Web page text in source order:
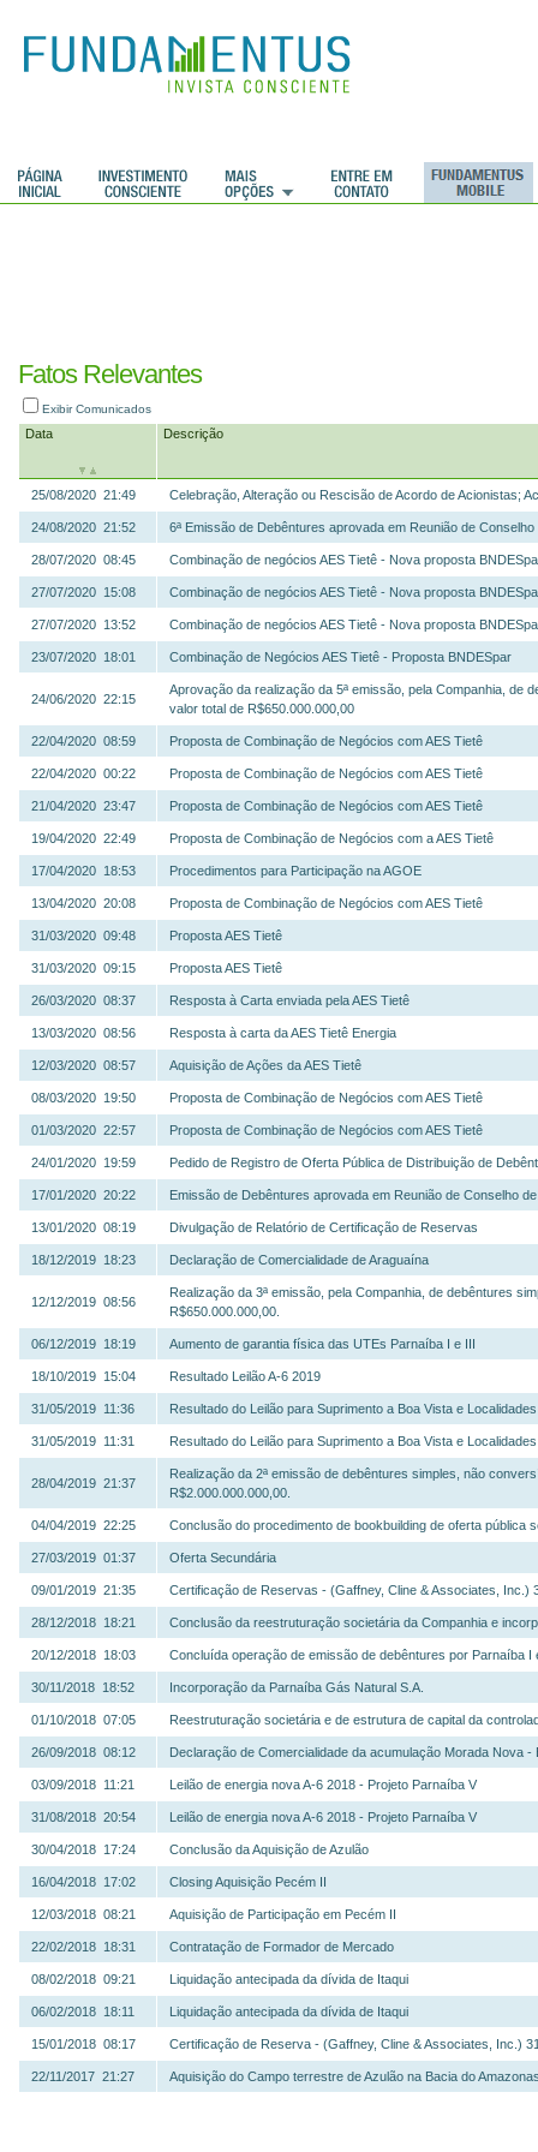
Fatos Relevantes
Exibir Comunicados
Data Descrição
25/08/2020 21:49 Celebração, Alteração ou Rescisão de Acordo de Acionistas;
24/08/2020 21:52 6ª Emissão de Debêntures aprovada em Reunião de
28/07/2020 08:45 Combinação de negócios AES Tietê - Nova proposta
27/07/2020 15:08 Combinação de negócios AES Tietê - Nova proposta
27/07/2020 13:52 Combinação de negócios AES Tietê - Nova proposta
23/07/2020 18:01 Combinação de Negócios AES Tietê - Proposta BNDESpar
24/06/2020 22:15
Aprovação da realização da 5ª emissão, pela Companhia, de
valor total de R$650.000.000,00
22/04/2020 08:59 Proposta de Combinação de Negócios com AES Tietê
22/04/2020 00:22 Proposta de Combinação de Negócios com AES Tietê
21/04/2020 23:47 Proposta de Combinação de Negócios com AES Tietê
19/04/2020 22:49 Proposta de Combinação de Negócios com a AES Tietê
17/04/2020 18:53 Procedimentos para Participação na AGOE
13/04/2020 20:08 Proposta de Combinação de Negócios com AES Tietê
31/03/2020 09:48 Proposta AES Tietê
31/03/2020 09:15 Proposta AES Tietê
26/03/2020 08:37 Resposta à Carta enviada pela AES Tietê
13/03/2020 08:56 Resposta à carta da AES Tietê Energia
12/03/2020 08:57 Aquisição de Ações da AES Tietê
08/03/2020 19:50 Proposta de Combinação de Negócios com AES Tietê
01/03/2020 22:57 Proposta de Combinação de Negócios com AES Tietê
24/01/2020 19:59 Pedido de Registro de Oferta Pública de Distribuição de
17/01/2020 20:22 Emissão de Debêntures aprovada em Reunião de Conselho
13/01/2020 08:19 Divulgação de Relatório de Certificação de Reservas
18/12/2019 18:23 Declaração de Comercialidade de Araguaína
12/12/2019 08:56
Realização da 3ª emissão, pela Companhia, de debêntures
R$650.000.000,00.
06/12/2019 18:19 Aumento de garantia física das UTEs Parnaíba I e III
18/10/2019 15:04 Resultado Leilão A-6 2019
31/05/2019 11:36 Resultado do Leilão para Suprimento a Boa Vista e
31/05/2019 11:31 Resultado do Leilão para Suprimento a Boa Vista e
28/04/2019 21:37
Realização da 2ª emissão de debêntures simples, não
R$2.000.000.000,00.
04/04/2019 22:25 Conclusão do procedimento de bookbuilding de oferta
27/03/2019 01:37 Oferta Secundária
09/01/2019 21:35 Certificação de Reservas - (Gaffney, Cline & Associates, Inc.)
28/12/2018 18:21 Conclusão da reestruturação societária da Companhia e
20/12/2018 18:03 Concluída operação de emissão de debêntures por Parnaíba I
30/11/2018 18:52 Incorporação da Parnaíba Gás Natural S.A.
01/10/2018 07:05 Reestruturação societária e de estrutura de capital da
26/09/2018 08:12 Declaração de Comercialidade da acumulação Morada Nova -
03/09/2018 11:21 Leilão de energia nova A-6 2018 - Projeto Parnaíba V
31/08/2018 20:54 Leilão de energia nova A-6 2018 - Projeto Parnaíba V
30/04/2018 17:24 Conclusão da Aquisição de Azulão
16/04/2018 17:02 Closing Aquisição Pecém II
12/03/2018 08:21 Aquisição de Participação em Pecém II
22/02/2018 18:31 Contratação de Formador de Mercado
08/02/2018 09:21 Liquidação antecipada da dívida de Itaqui
06/02/2018 18:11 Liquidação antecipada da dívida de Itaqui
15/01/2018 08:17 Certificação de Reserva - (Gaffney, Cline & Associates, Inc.)
22/11/2017 21:27 Aquisição do Campo terrestre de Azulão na Bacia do